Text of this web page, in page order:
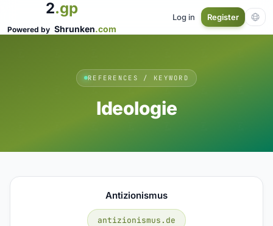
2.gp
Powered by Shrunken.com
Log in Register
REFERENCES / KEYWORD
Ideologie
Antizionismus
antizionismus.de